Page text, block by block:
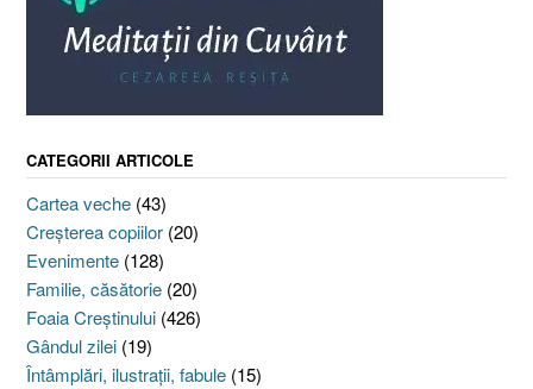
CATEGORII ARTICOLE
Cartea veche (43)
Creşterea copiilor (20)
Evenimente (128)
Familie, căsătorie (20)
Foaia Creştinului (426)
Gândul zilei (19)
Întâmplări, ilustraţii, fabule (15)